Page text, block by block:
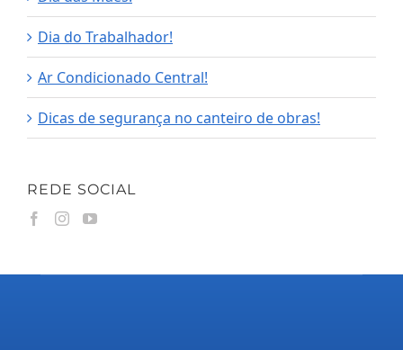
Dia do Trabalhador!
Ar Condicionado Central!
Dicas de segurança no canteiro de obras!
REDE SOCIAL